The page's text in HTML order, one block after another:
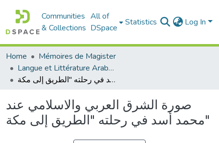
Communities
& Collections
All of
DSpace
Statistics Log In
Home
Mémoires de Magister
Langue et Littérature Arabes - الأدب العربي
صورة الشرق العربي والاسلامي عند محمد أسد في رحلته "الطريق إلى مكة"
صورة الشرق العربي والاسلامي عند
محمد أسد في رحلته "الطريق إلى مكة"